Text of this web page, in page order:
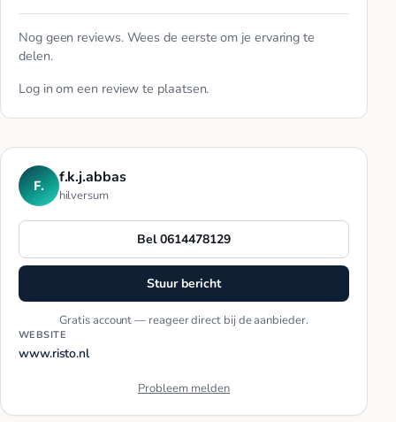
Nog geen reviews. Wees de eerste om je ervaring te
delen.
Log in om een review te plaatsen.
F. f.k.j.abbas
hilversum
Bel 0614478129
Stuur bericht
Gratis account — reageer direct bij de aanbieder.
WEBSITE
www.risto.nl
Probleem melden